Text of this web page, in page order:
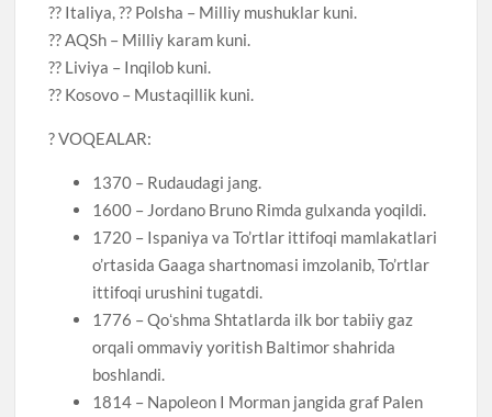
?? Italiya, ?? Polsha – Milliy mushuklar kuni.
?? AQSh – Milliy karam kuni.
?? Liviya – Inqilob kuni.
?? Kosovo – Mustaqillik kuni.
? VOQEALAR:
1370 – Rudaudagi jang.
1600 – Jordano Bruno Rimda gulxanda yoqildi.
1720 – Ispaniya va To’rtlar ittifoqi mamlakatlari
o’rtasida Gaaga shartnomasi imzolanib, To’rtlar
ittifoqi urushini tugatdi.
1776 – Qoʻshma Shtatlarda ilk bor tabiiy gaz
orqali ommaviy yoritish Baltimor shahrida
boshlandi.
1814 – Napoleon I Morman jangida graf Palen